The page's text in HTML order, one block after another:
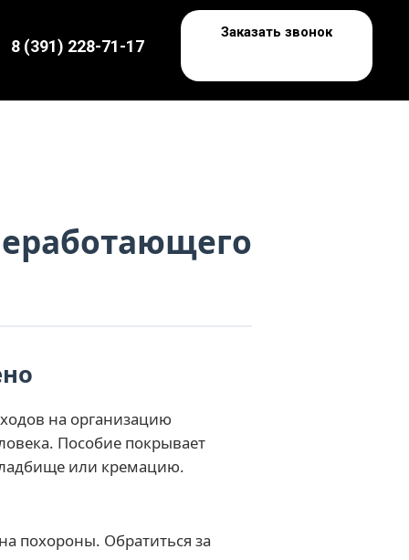
8 (391) 228-71-17
Заказать звонок
на организацию
Пособие покрывает
или кремацию.
похороны. Обратиться за